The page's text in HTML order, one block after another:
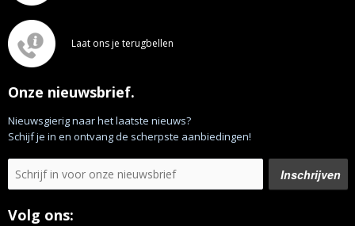
Laat ons je terugbellen
Onze nieuwsbrief.
Nieuwsgierig naar het laatste nieuws?
Schijf je in en ontvang de scherpste aanbiedingen!
Volg ons: